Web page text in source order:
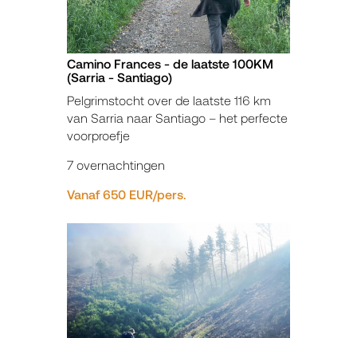
Camino Frances - de laatste 100KM
(Sarria - Santiago)
Pelgrimstocht over de laatste 116 km
van Sarria naar Santiago – het perfecte
voorproefje
7 overnachtingen
Vanaf 650 EUR/pers.